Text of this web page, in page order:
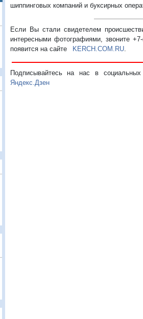
шиппинговых компаний и буксирных
Если Вы стали свидетелем
интересными фотографиями, звоните +7-
появится на сайте KERCH.COM.RU.
Подписывайтесь на нас в
Яндекс.Дзен